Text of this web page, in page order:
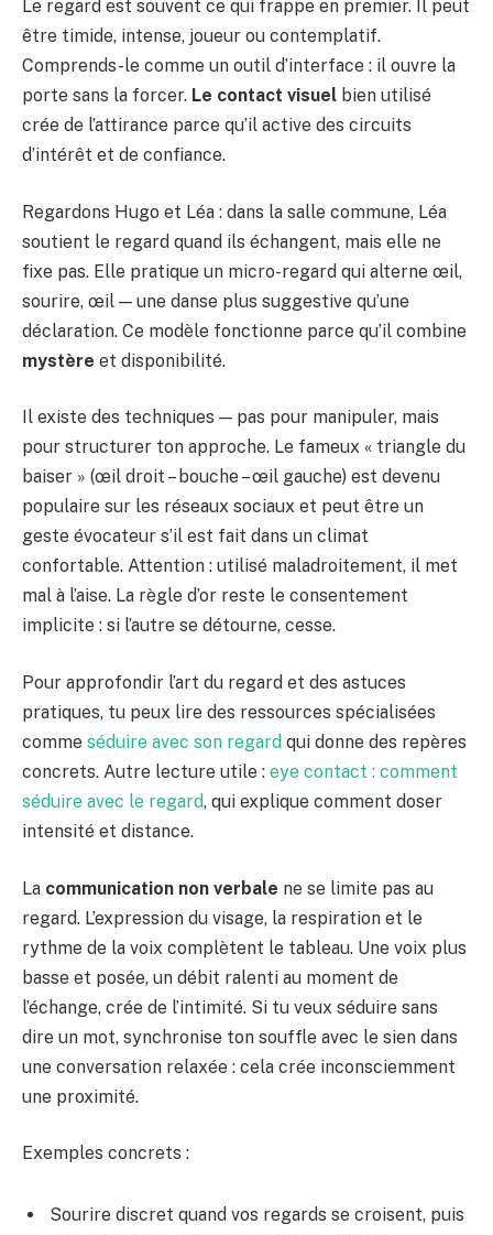
Le regard est souvent ce qui frappe en premier. Il peut
être timide, intense, joueur ou contemplatif.
Comprends-le comme un outil d’interface : il ouvre la
porte sans la forcer. Le contact visuel bien utilisé
crée de l’attirance parce qu’il active des circuits
d’intérêt et de confiance.
Regardons Hugo et Léa : dans la salle commune, Léa
soutient le regard quand ils échangent, mais elle ne
fixe pas. Elle pratique un micro-regard qui alterne œil,
sourire, œil — une danse plus suggestive qu’une
déclaration. Ce modèle fonctionne parce qu’il combine
mystère et disponibilité.
Il existe des techniques — pas pour manipuler, mais
pour structurer ton approche. Le fameux « triangle du
baiser » (œil droit – bouche – œil gauche) est devenu
populaire sur les réseaux sociaux et peut être un
geste évocateur s’il est fait dans un climat
confortable. Attention : utilisé maladroitement, il met
mal à l’aise. La règle d’or reste le consentement
implicite : si l’autre se détourne, cesse.
Pour approfondir l’art du regard et des astuces
pratiques, tu peux lire des ressources spécialisées
comme séduire avec son regard qui donne des repères
concrets. Autre lecture utile : eye contact : comment
séduire avec le regard, qui explique comment doser
intensité et distance.
La communication non verbale ne se limite pas au
regard. L’expression du visage, la respiration et le
rythme de la voix complètent le tableau. Une voix plus
basse et posée, un débit ralenti au moment de
l’échange, crée de l’intimité. Si tu veux séduire sans
dire un mot, synchronise ton souffle avec le sien dans
une conversation relaxée : cela crée inconsciemment
une proximité.
Exemples concrets :
Sourire discret quand vos regards se croisent, puis